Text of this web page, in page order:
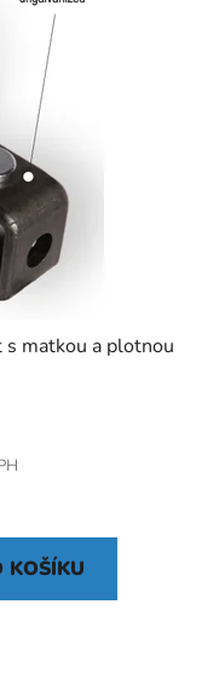
matkou a plotnou
KOŠÍKU